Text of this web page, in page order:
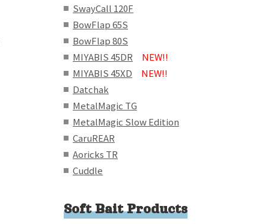
SwayCall 120F
BowFlap 65S
BowFlap 80S
MIYABIS 45DR
NEW!!
MIYABIS 45XD
NEW!!
Datchak
MetalMagic TG
MetalMagic Slow Edition
CaruREAR
Aoricks TR
Cuddle
Soft Bait Products